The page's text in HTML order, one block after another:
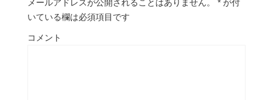
メールアドレスが公開されることはありません。 * が付
いている欄は必須項目です
コメント